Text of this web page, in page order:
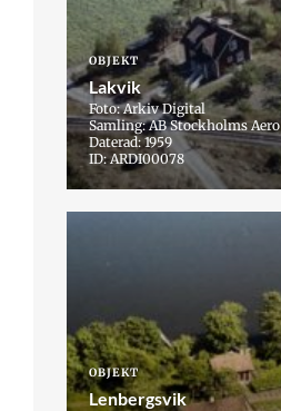
OBJEKT
Lakvik
Foto: Arkiv Digital
Samling: AB Stockholms Aero
Daterad: 1959
ID: ARDI00078
OBJEKT
Lenbergsvik